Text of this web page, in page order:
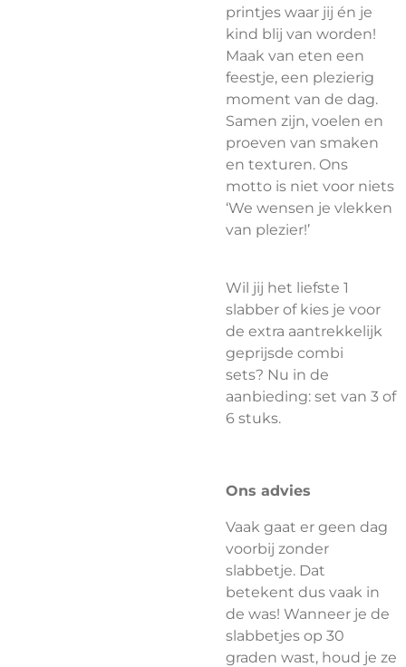
printjes waar jij én je
kind blij van worden!
Maak van eten een
feestje, een plezierig
moment van de dag.
Samen zijn, voelen en
proeven van smaken
en texturen. Ons
motto is niet voor niets
‘We wensen je vlekken
van plezier!’
Wil jij het liefste 1
slabber of kies je voor
de extra aantrekkelijk
geprijsde combi
sets? Nu in de
aanbieding: set van 3 of
6 stuks.
Ons advies
Vaak gaat er geen dag
voorbij zonder
slabbetje. Dat
betekent dus vaak in
de was! Wanneer je de
slabbetjes op 30
graden wast, houd je ze